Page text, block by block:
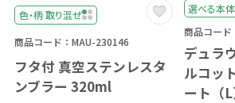
色・柄 取り混ぜ
商品コード：MAU-230146
フタ付 真空ステンレスタ
ンブラー 320ml
選べる本
商品コード
デュラ
ルコッ
ート（